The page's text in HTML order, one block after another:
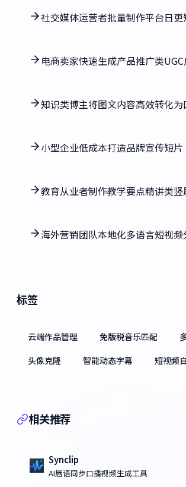
社交媒体运营者批量制作平台日更
电商卖家快速生成产品推广类
知识类博主将图文内容高效转化
小型企业低成本打造品牌宣传短片
教育从业者制作教学要点精讲类竖
海外营销团队本地化多语言短视频
标签
云端作品管理 免版税音乐匹配
头像克隆
智能动态字幕 短视频
相关推荐
Synclip
AI唇语同步口播视频生成工具